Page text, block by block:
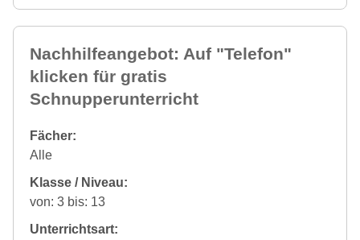
Nachhilfeangebot: Auf "Telefon"
klicken für gratis
Schnupperunterricht
Fächer:
Alle
Klasse / Niveau:
von: 3 bis: 13
Unterrichtsart: